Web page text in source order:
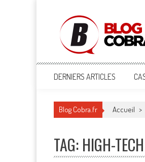
Blog Cobra
Toute l'actu Image & Son !
DERNIERS ARTICLES
Blog Cobra.fr Accueil >
TAG: HIGH-TECH